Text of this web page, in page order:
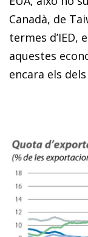
Canadà, de
termes d’IED,
aquestes
encara els